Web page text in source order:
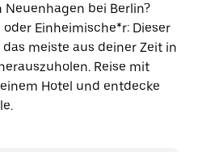
bei Berlin?
Einheimische*r: Dieser
meiste aus deiner Zeit in
Reise mit
Hotel und entdecke